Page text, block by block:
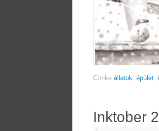
Címke állatok épület
Inktober